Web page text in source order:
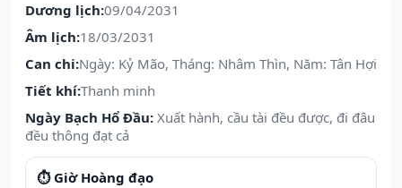
Dương lịch:09/04/2031
Âm lịch:18/03/2031
Can chi:Ngày: Kỷ Mão, Tháng: Nhâm Thìn, Năm: Tân Hợi
Tiết khí:Thanh minh
Ngày Bạch Hổ Đầu: Xuất hành, cầu tài đều được, đi đâu
đều thông đạt cả
⏱️ Giờ Hoàng đạo